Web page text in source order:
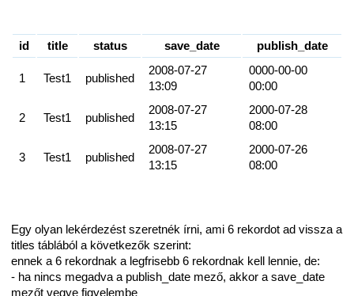
id title status save_date publish_date
1 Test1 published
2008-07-27
13:09
0000-00-00
00:00
2 Test1 published
2008-07-27
13:15
2000-07-28
08:00
3 Test1 published
2008-07-27
13:15
2000-07-26
08:00
Egy olyan lekérdezést szeretnék írni, ami 6 rekordot ad vissza a
titles táblából a következők szerint:
ennek a 6 rekordnak a legfrisebb 6 rekordnak kell lennie, de:
- ha nincs megadva a publish_date mező, akkor a save_date
mezőt vegye figyelembe